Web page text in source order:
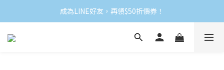
成為LINE好友，再領$50折價券！